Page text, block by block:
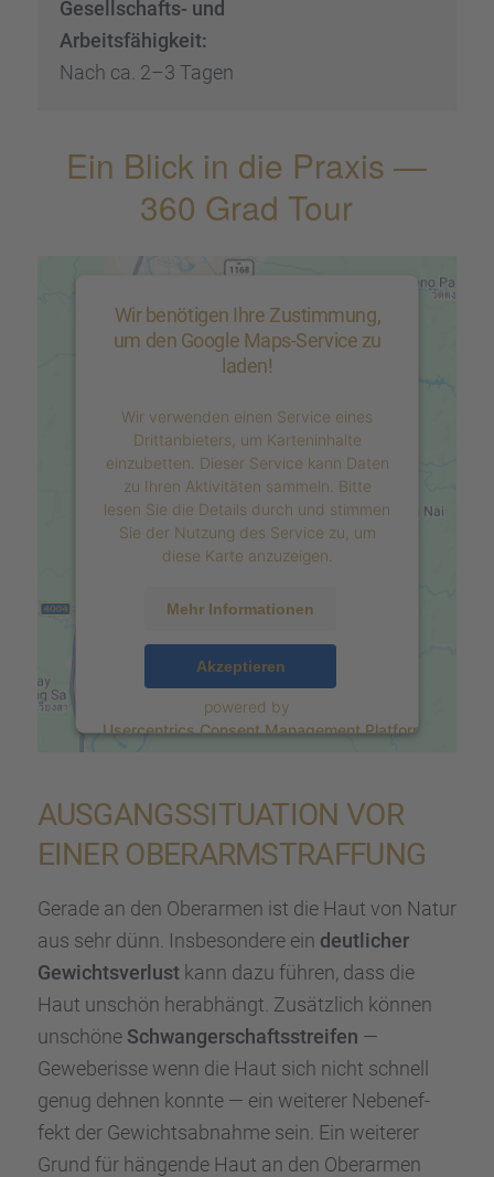
Gesell­schafts- und
Arbeits­fä­hig­keit:
Nach ca. 2–3 Tagen
Ein Blick in die Praxis —
360 Grad Tour
Wir benötigen Ihre Zustimmung,
um den Google Maps-Service zu
laden!
Wir verwenden einen Service eines
Drittanbieters, um Karteninhalte
einzubetten. Dieser Service kann Daten
zu Ihren Aktivitäten sammeln. Bitte
lesen Sie die Details durch und stimmen
Sie der Nutzung des Service zu, um
diese Karte anzuzeigen.
Mehr Informationen
Akzeptieren
powered by
Usercentrics Consent Management Platform
AUSGANGS­SI­TUA­TION VOR
EINER OBERARM­STRAF­FUNG
Gerade an den Oberar­men ist die Haut von Natur
aus sehr dünn. Insbe­son­dere ein deutli­cher
Gewichts­ver­lustkann dazu führen, dass die
Haut unschön herab­hängt. Zusätz­lich können
unschöne Schwan­ger­schafts­strei­fen —
Gewebe­r­isse wenn die Haut sich nicht schnell
genug dehnen konnte — ein weite­rer Neben­ef­
fekt der Gewichts­ab­nahme sein. Ein weite­rer
Grund für hängende Haut an den Oberar­men